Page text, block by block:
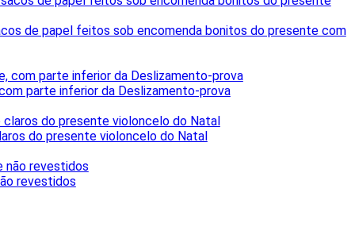
de papel feitos sob encomenda bonitos do presente com
parte inferior da Deslizamento-prova
do presente violoncelo do Natal
revestidos